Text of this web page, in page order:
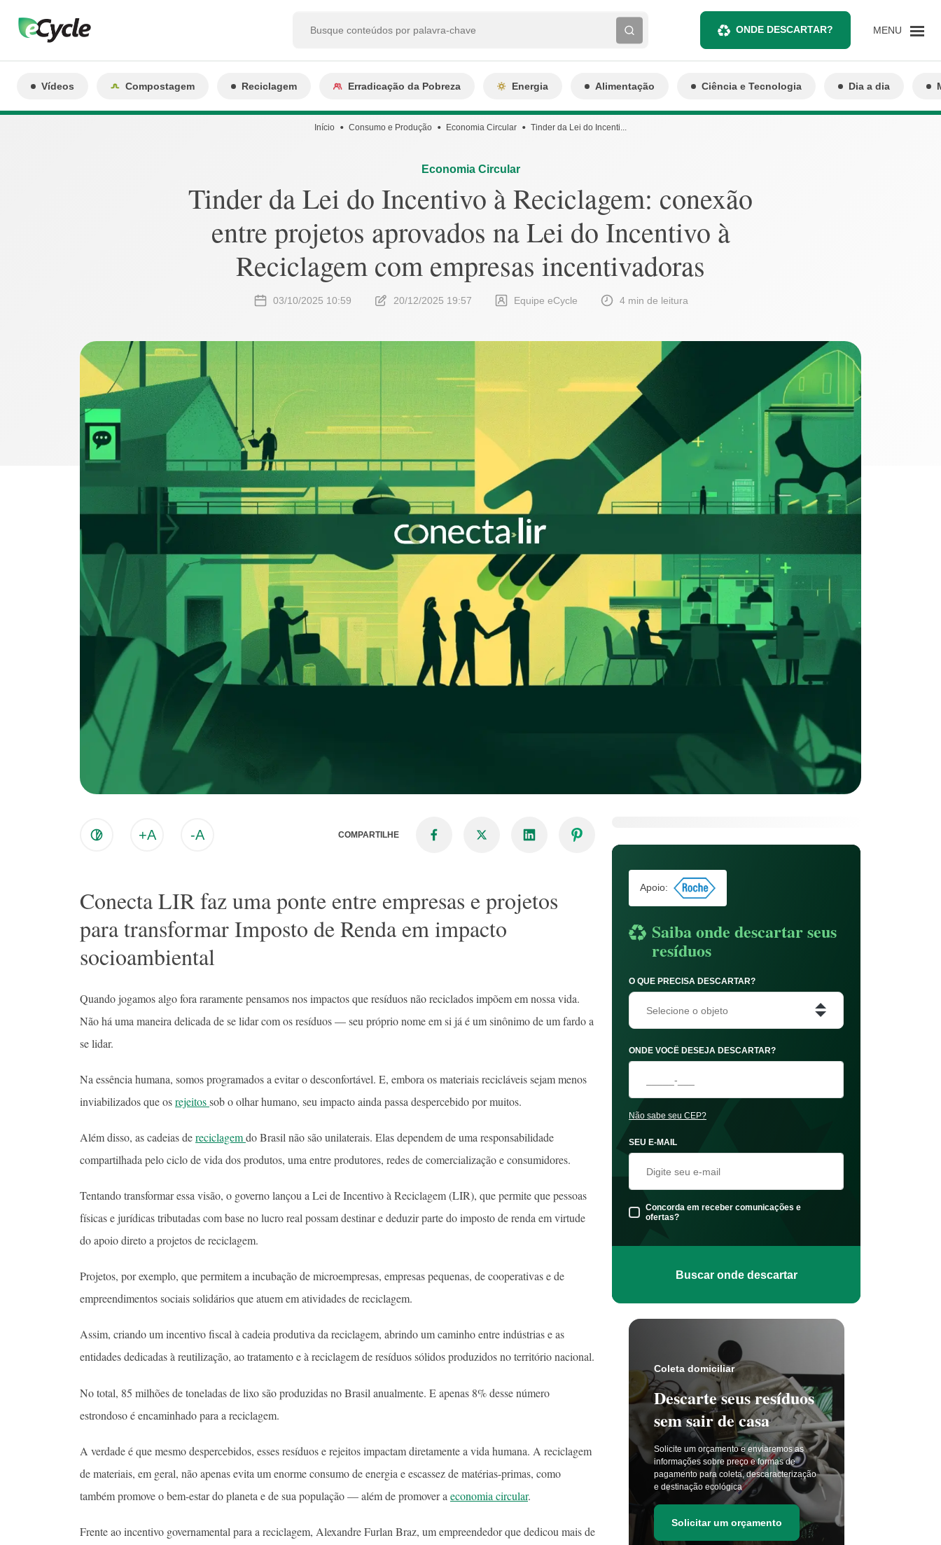
ONDE DESCARTAR? MENU
Vídeos Compostagem Reciclagem Erradicação da Pobreza Energia Alimentação Ciência e Tecnologia Dia a dia
Início Consumo e Produção Economia Circular Tinder da Lei do Incenti...
Economia Circular
Tinder da Lei do Incentivo à Reciclagem: conexão
entre projetos aprovados na Lei do Incentivo à
Reciclagem com empresas incentivadoras
03/10/2025 10:59 20/12/2025 19:57 Equipe eCycle 4 min de leitura
+A -A COMPARTILHE
Conecta LIR faz uma ponte entre empresas e projetos
para transformar Imposto de Renda em impacto
socioambiental
Quando jogamos algo fora raramente pensamos nos impactos que resíduos não reciclados impõem em nossa vida.
Não há uma maneira delicada de se lidar com os resíduos — seu próprio nome em si já é um sinônimo de um fardo a
se lidar.
Na essência humana, somos programados a evitar o desconfortável. E, embora os materiais recicláveis sejam menos
inviabilizados que osrejeitossob o olhar humano, seu impacto ainda passa despercebido por muitos.
Além disso, as cadeias dereciclagemdo Brasil não são unilaterais. Elas dependem de uma responsabilidade
compartilhada pelo ciclo de vida dos produtos, uma entre produtores, redes de comercialização e consumidores.
Tentando transformar essa visão, o governo lançou a Lei de Incentivo à Reciclagem (LIR), que permite que pessoas
físicas e jurídicas tributadas com base no lucro real possam destinar e deduzir parte do imposto de renda em virtude
do apoio direto a projetos de reciclagem.
Projetos, por exemplo, que permitem a incubação de microempresas, empresas pequenas, de cooperativas e de
empreendimentos sociais solidários que atuem em atividades de reciclagem.
Assim, criando um incentivo fiscal à cadeia produtiva da reciclagem, abrindo um caminho entre indústrias e as
entidades dedicadas à reutilização, ao tratamento e à reciclagem de resíduos sólidos produzidos no território nacional.
No total, 85 milhões de toneladas de lixo são produzidas no Brasil anualmente. E apenas 8% desse número
estrondoso é encaminhado para a reciclagem.
A verdade é que mesmo despercebidos, esses resíduos e rejeitos impactam diretamente a vida humana. A reciclagem
de materiais, em geral, não apenas evita um enorme consumo de energia e escassez de matérias-primas, como
também promove o bem-estar do planeta e de sua população — além de promover a economia circular.
Frente ao incentivo governamental para a reciclagem, Alexandre Furlan Braz, um empreendedor que dedicou mais de
Apoio:
Saiba onde descartar seus
resíduos
O QUE PRECISA DESCARTAR?
Selecione o objeto
ONDE VOCÊ DESEJA DESCARTAR?
Não sabe seu CEP?
SEU E-MAIL
Concorda em receber comunicações e
ofertas?
Buscar onde descartar
Coleta domiciliar
Descarte seus resíduos
sem sair de casa
Solicite um orçamento e enviaremos as
informações sobre preço e formas de
pagamento para coleta, descaracterização
e destinação ecológica
Solicitar um orçamento